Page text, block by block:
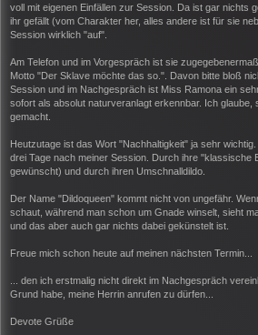
voll mit eigenen Einfällen zur Session. Da ist gar nichts
ihr gefällt (vom Charakter her, alles andere ist für sie
Session wirklich "auf".
Am Telefon und im Vorgespräch ist sie
Motto "Der Sklave möchte das so.". Davon bitte bloß
Session und im Nachgespräch ist Miss Ramona ein
sofort als absolut naturveranlagt erkennbar. Ich glaube,
gemacht.
Heutzutage ist das Wort "Nachhaltigkeit" ja sehr
drei Tage nach meiner Session. Durch ihre "klassische
gewünscht) und durch ihren Umschnalldildo.
Der Name "Dildoqueen" kommt nicht von ungefähr.
schaut, während man schon um Gnade winselt, sieht
und das aber auch gar nichts dabei gekünstelt ist.
Freue mich schon heute auf meinen nächsten Termin...
... den ich erstmalig nicht direkt im Nachgespräch
Grund habe, meine Herrin anrufen zu dürfen...
Devote Grüße